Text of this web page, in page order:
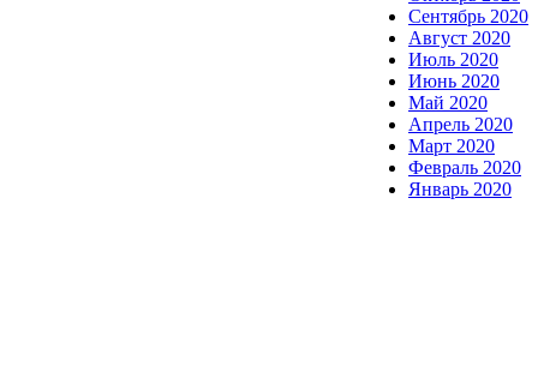
Сентябрь 2020
Август 2020
Июль 2020
Июнь 2020
Май 2020
Апрель 2020
Март 2020
Февраль 2020
Январь 2020